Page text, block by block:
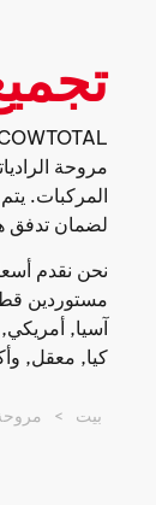
مروحة
المركبات.
لضمان تدفق
نحن نقدم
مستوردين
آسيا,
كيا, معقل,
بيت >